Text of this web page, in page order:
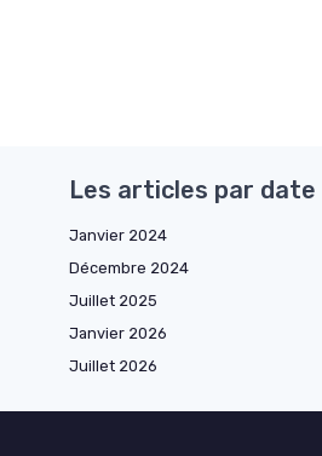
Les articles par date
Janvier 2024
Décembre 2024
Juillet 2025
Janvier 2026
Juillet 2026